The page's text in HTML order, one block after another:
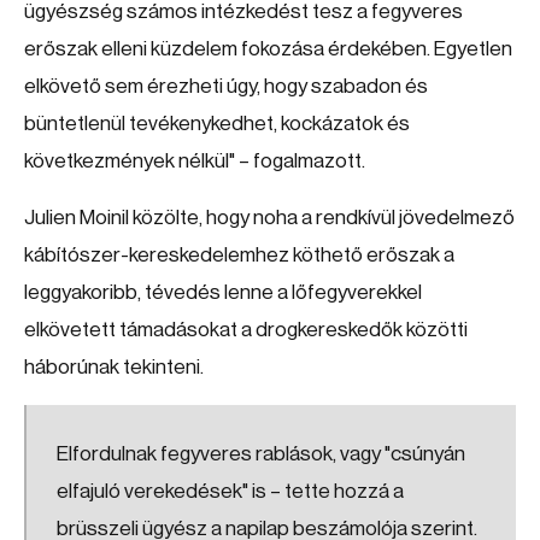
ügyészség számos intézkedést tesz a fegyveres
erőszak elleni küzdelem fokozása érdekében. Egyetlen
elkövető sem érezheti úgy, hogy szabadon és
büntetlenül tevékenykedhet, kockázatok és
következmények nélkül" – fogalmazott.
Julien Moinil közölte, hogy noha a rendkívül jövedelmező
kábítószer-kereskedelemhez köthető erőszak a
leggyakoribb, tévedés lenne a lőfegyverekkel
elkövetett támadásokat a drogkereskedők közötti
háborúnak tekinteni.
Elfordulnak fegyveres rablások, vagy "csúnyán
elfajuló verekedések" is – tette hozzá a
brüsszeli ügyész a napilap beszámolója szerint.